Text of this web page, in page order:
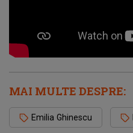
MAI MULTE DESPRE:
Emilia Ghinescu